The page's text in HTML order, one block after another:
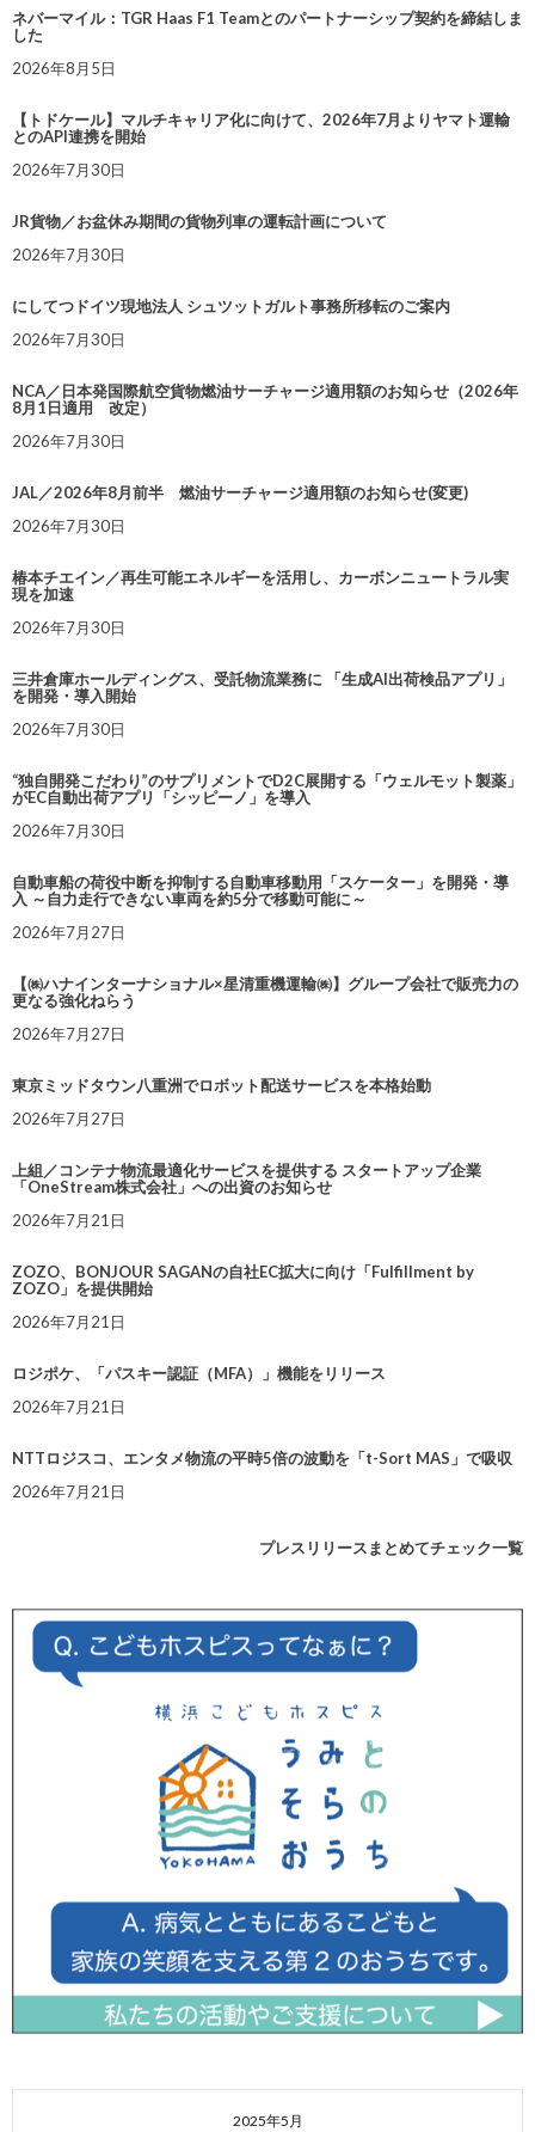
ネバーマイル：TGR Haas F1 Teamとのパートナーシップ契約を締結しま
した
2026年8月5日
【トドケール】マルチキャリア化に向けて、2026年7月よりヤマト運輸
とのAPI連携を開始
2026年7月30日
JR貨物／お盆休み期間の貨物列車の運転計画について
2026年7月30日
にしてつドイツ現地法人 シュツットガルト事務所移転のご案内
2026年7月30日
NCA／日本発国際航空貨物燃油サーチャージ適用額のお知らせ（2026年
8月1日適用 改定）
2026年7月30日
JAL／2026年8月前半 燃油サーチャージ適用額のお知らせ(変更)
2026年7月30日
椿本チエイン／再生可能エネルギーを活用し、カーボンニュートラル実
現を加速
2026年7月30日
三井倉庫ホールディングス、受託物流業務に 「生成AI出荷検品アプリ」
を開発・導入開始
2026年7月30日
“独自開発こだわり”のサプリメントでD2C展開する「ウェルモット製薬」
がEC自動出荷アプリ「シッピーノ」を導入
2026年7月30日
自動車船の荷役中断を抑制する自動車移動用「スケーター」を開発・導
入 ～自力走行できない車両を約5分で移動可能に～
2026年7月27日
【㈱ハナインターナショナル×星清重機運輸㈱】グループ会社で販売力の
更なる強化ねらう
2026年7月27日
東京ミッドタウン八重洲でロボット配送サービスを本格始動
2026年7月27日
上組／コンテナ物流最適化サービスを提供する スタートアップ企業
「OneStream株式会社」への出資のお知らせ
2026年7月21日
ZOZO、BONJOUR SAGANの自社EC拡大に向け「Fulfillment by
ZOZO」を提供開始
2026年7月21日
ロジポケ、「パスキー認証（MFA）」機能をリリース
2026年7月21日
NTTロジスコ、エンタメ物流の平時5倍の波動を「t-Sort MAS」で吸収
2026年7月21日
プレスリリースまとめてチェック一覧
2025年5月